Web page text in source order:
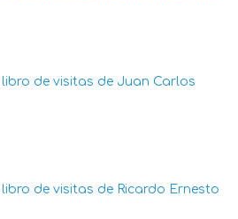
libro de visitas de Juan Carlos
libro de visitas de Ricardo Ernesto